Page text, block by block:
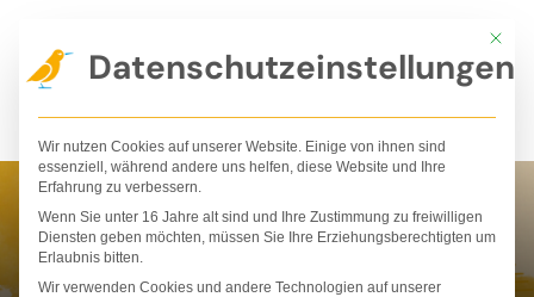
Inhalt
springen
Michaela Hanauer
Mit
Datenschutzeinstellungen
Wir nutzen Cookies auf unserer Website. Einige von ihnen sind
essenziell, während andere uns helfen, diese Website und Ihre
Erfahrung zu verbessern.
Wenn Sie unter 16 Jahre alt sind und Ihre Zustimmung zu freiwilligen
Diensten geben möchten, müssen Sie Ihre Erziehungsberechtigten um
Erlaubnis bitten.
Wir verwenden Cookies und andere Technologien auf unserer